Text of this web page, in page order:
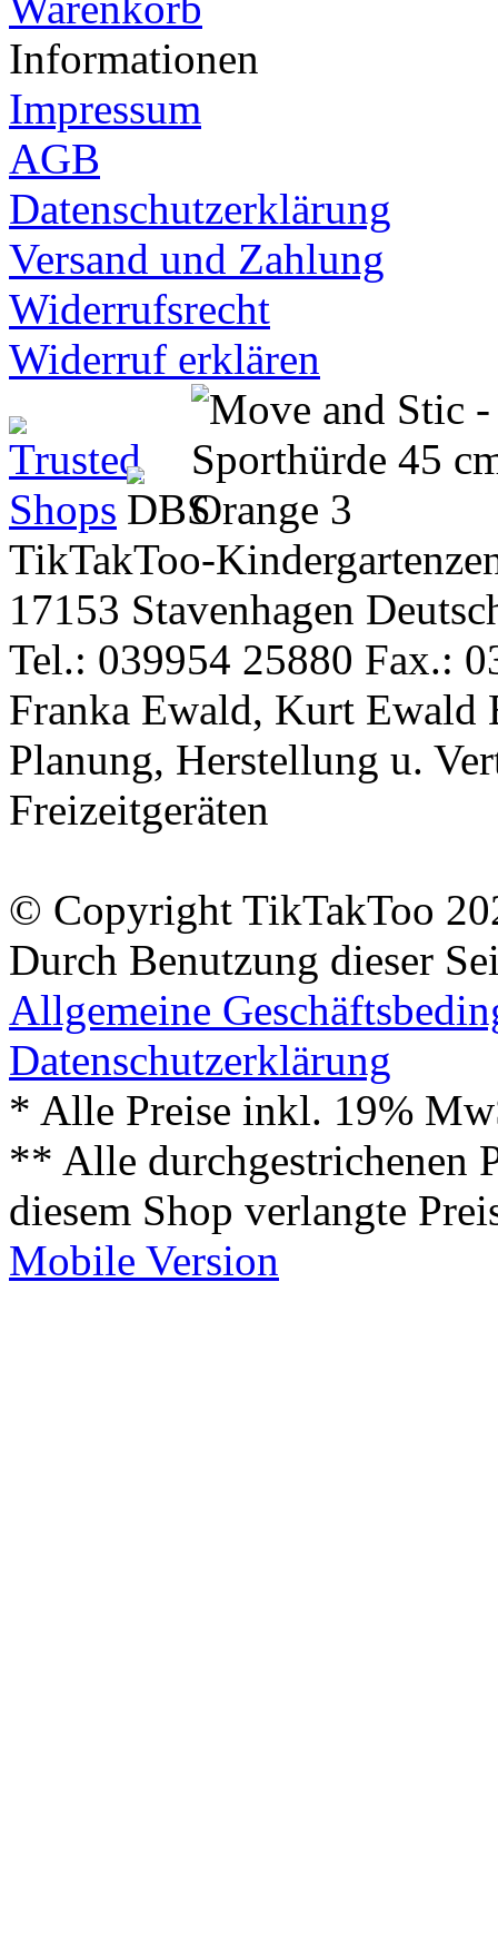
Informationen
Impressum
AGB
Datenschutzerklärung
Versand und Zahlung
Widerrufsrecht
Widerruf erklären
TikTakToo-
17153 Stavenhagen
Tel.: 039954 25880 Fax.:
Franka Ewald, Kurt Ewald
Planung, Herstellung u.
Freizeitgeräten
© Copyright TikTakToo
Durch Benutzung dieser
Allgemeine
Datenschutzerklärung
* Alle Preise inkl. 19%
** Alle durchgestrichenen
diesem Shop verlangte
Mobile Version